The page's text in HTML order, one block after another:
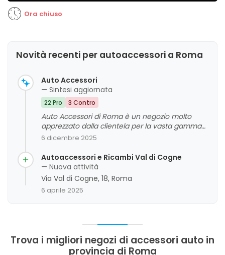
Ora chiuso
Novità recenti per autoaccessori a Roma
Auto Accessori
— Sintesi aggiornata
22 Pro 3 Contro
Auto Accessori di Roma è un negozio molto
apprezzato dalla clientela per la vasta gamma
di prodotti disponibili, la competenza e la
generalmente contenuti. La continuità nel
tempo e l'esperienza accumulata sono
considerate punti di forza, così come la capacità
di risolvere problemi pratici e offrire consigli utili.
Tra le aree di miglioramento si evidenzia
titolare, che alcuni clienti trovano un po' strano.
affidabile per chi cerca autoricambi e accessori
auto a Roma, con un servizio professionale e un
6 dicembre 2025
Autoaccessori e Ricambi Val di Cogne
— Nuova attività
Via Val di Cogne, 18, Roma
6 aprile 2025
Trova i migliori negozi di accessori auto in
provincia di Roma